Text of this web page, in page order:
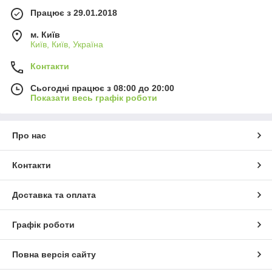
Працює з 29.01.2018
м. Київ
Київ, Київ, Україна
Контакти
Сьогодні працює з 08:00 до 20:00
Показати весь графік роботи
Про нас
Контакти
Доставка та оплата
Графік роботи
Повна версія сайту